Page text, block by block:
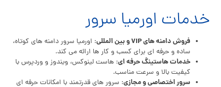
خدمات اورمیا سرور
فروش دامنه های VIP و بین المللی
: اورمیا سرور دامنه های کوتاه،
ساده و حرفه ای برای کسب و کار ها ارائه می کند.
خدمات هاستینگ حرفه ای: هاست لینوکس، ویندوز و وردپرس با
کیفیت بالا و سرعت مناسب.
سرور اختصاصی و مجازی: سرور های قدرتمند با امکانات حرفه ای